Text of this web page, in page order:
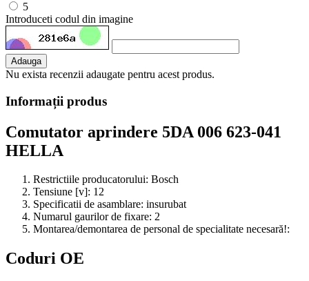
5
Introduceti codul din imagine
Adauga
Nu exista recenzii adaugate pentru acest produs.
Informații produs
Comutator aprindere 5DA 006 623-041
HELLA
Restrictiile producatorului: Bosch
Tensiune [v]: 12
Specificatii de asamblare: insurubat
Numarul gaurilor de fixare: 2
Montarea/demontarea de personal de specialitate necesară!:
Coduri OE